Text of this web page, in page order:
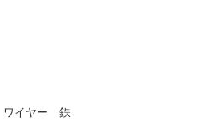
ワイヤー 鉄